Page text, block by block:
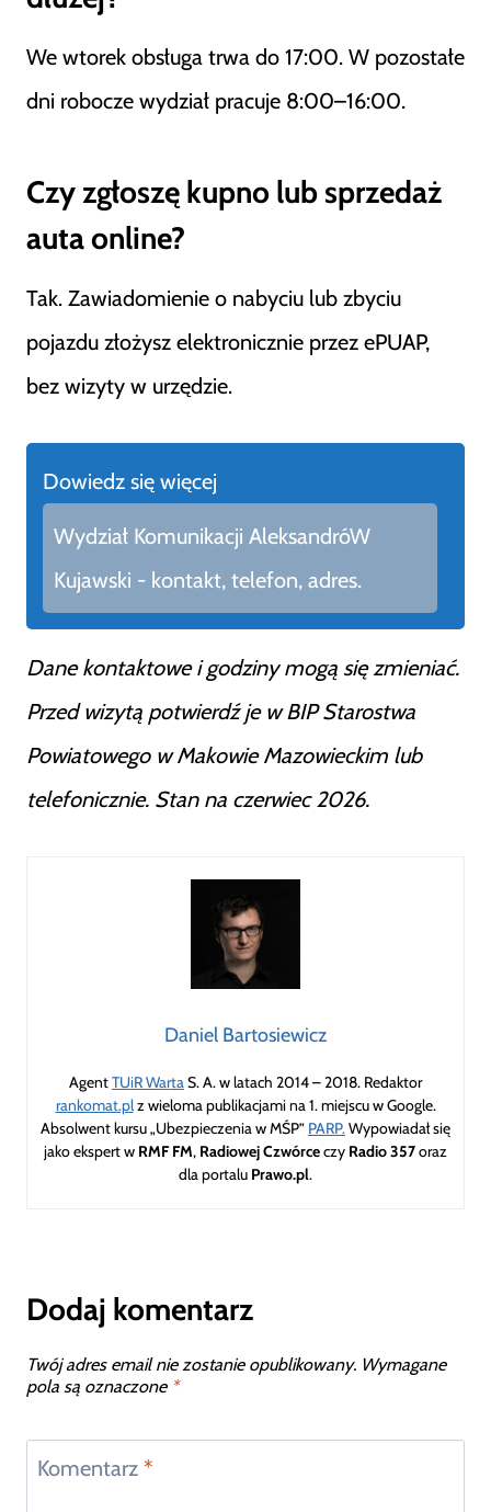
We wtorek obsługa trwa do 17:00. W pozostałe
dni robocze wydział pracuje 8:00–16:00.
Czy zgłoszę kupno lub sprzedaż
auta online?
Tak. Zawiadomienie o nabyciu lub zbyciu
pojazdu złożysz elektronicznie przez ePUAP,
bez wizyty w urzędzie.
Dowiedz się więcej
Wydział Komunikacji AleksandróW
Kujawski - kontakt, telefon, adres.
Dane kontaktowe i godziny mogą się zmieniać.
Przed wizytą potwierdź je w BIP Starostwa
Powiatowego w Makowie Mazowieckim lub
telefonicznie. Stan na czerwiec 2026.
Daniel Bartosiewicz
AgentTUiR WartaS. A. w latach 2014 – 2018. Redaktor
rankomat.plz wieloma publikacjami na 1. miejscu w Google.
Absolwent kursu „Ubezpieczenia w MŚP” PARP.Wypowiadał się
jako ekspert w RMF FM, Radiowej Czwórceczy Radio 357oraz
dla portalu Prawo.pl.
Dodaj komentarz
Twój adres email nie zostanie opublikowany. Wymagane
pola są oznaczone *
Komentarz *